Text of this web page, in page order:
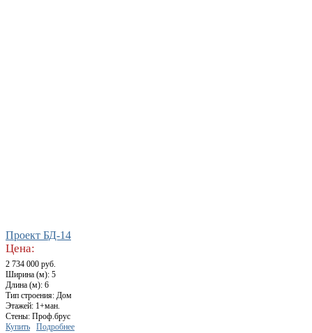
Проект БД-14
Цена:
2 734 000 руб.
Ширина (м): 5
Длина (м): 6
Тип строения: Дом
Этажей: 1+ман.
Стены: Проф.брус
Купить
Подробнее